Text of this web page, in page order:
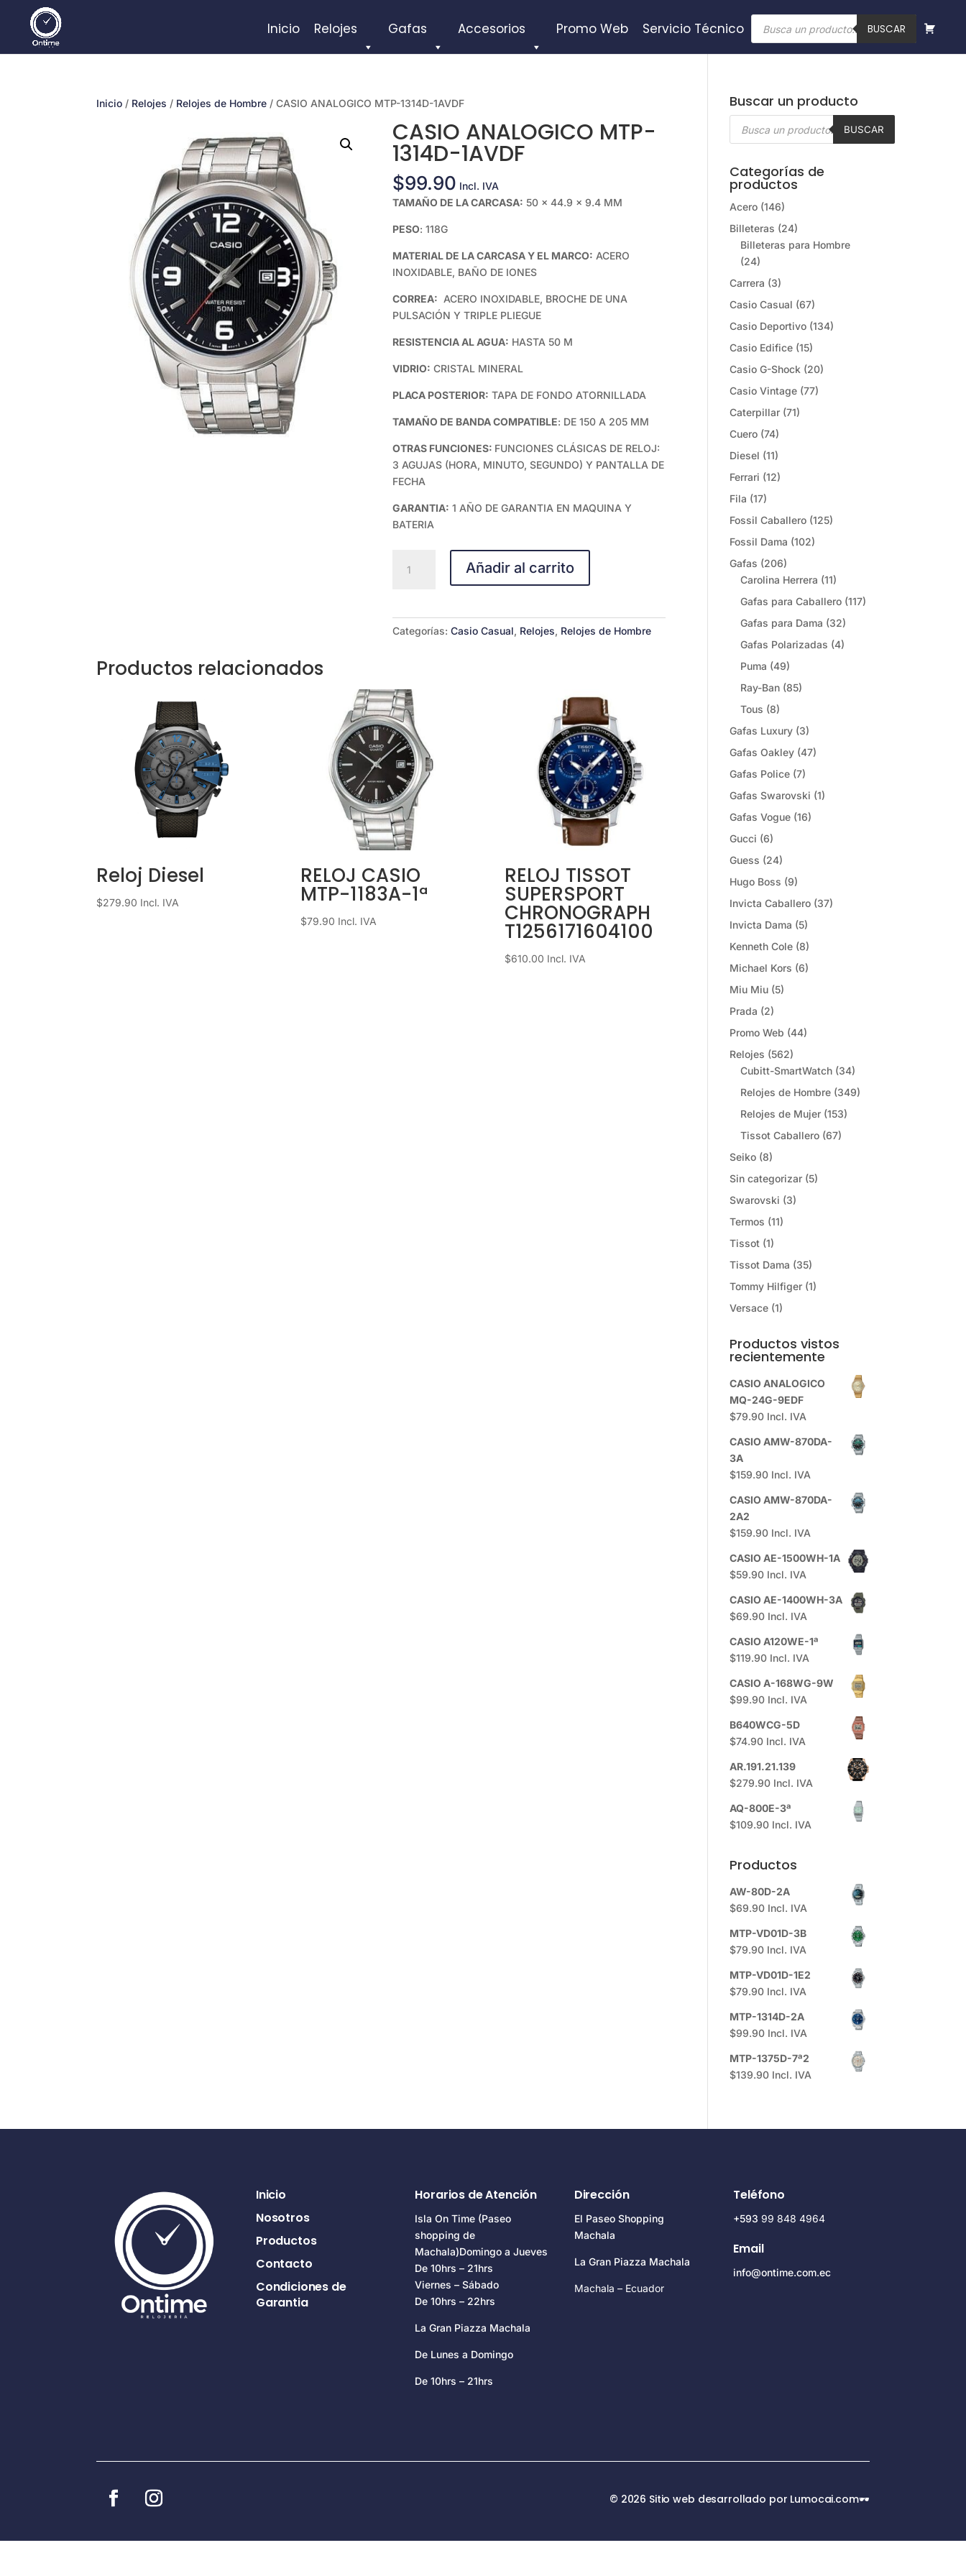
Inicio Relojes Gafas Accesorios Promo Web Servicio Técnico
Búsqueda
de
productos
BUSCAR
Inicio / Relojes / Relojes de Hombre / CASIO ANALOGICO MTP-1314D-1AVDF
CASIO ANALOGICO MTP-
1314D-1AVDF
$99.90 Incl. IVA
TAMAÑO DE LA CARCASA: 50 × 44.9 × 9.4 MM
PESO: 118G
MATERIAL DE LA CARCASA Y EL MARCO: ACERO
INOXIDABLE, BAÑO DE IONES
CORREA: ACERO INOXIDABLE, BROCHE DE UNA
PULSACIÓN Y TRIPLE PLIEGUE
RESISTENCIA AL AGUA: HASTA 50 M
VIDRIO: CRISTAL MINERAL
PLACA POSTERIOR: TAPA DE FONDO ATORNILLADA
TAMAÑO DE BANDA COMPATIBLE: DE 150 A 205 MM
OTRAS FUNCIONES: FUNCIONES CLÁSICAS DE RELOJ:
3 AGUJAS (HORA, MINUTO, SEGUNDO) Y PANTALLA DE
FECHA
GARANTIA: 1 AÑO DE GARANTIA EN MAQUINA Y
BATERIA
ANALOGICO
cantidad
Añadir al carrito
Categorías:Casio Casual, Relojes, Relojes de Hombre
Productos relacionados
Reloj Diesel
$279.90 Incl. IVA
RELOJ CASIO
MTP-1183A-1ª
$79.90 Incl. IVA
RELOJ TISSOT
SUPERSPORT
CHRONOGRAPH
T1256171604100
$610.00 Incl. IVA
Buscar un producto
Búsqueda
BUSCAR
Categorías de
productos
Acero (146)
Billeteras (24)
Billeteras para Hombre
(24)
Carrera (3)
Casio Casual (67)
Casio Deportivo (134)
Casio Edifice (15)
Casio G-Shock (20)
Casio Vintage (77)
Caterpillar (71)
Cuero (74)
Diesel (11)
Ferrari (12)
Fila (17)
Fossil Caballero (125)
Fossil Dama (102)
Gafas (206)
Carolina Herrera (11)
Gafas para Caballero (117)
Gafas para Dama (32)
Gafas Polarizadas (4)
Puma (49)
Ray-Ban (85)
Tous (8)
Gafas Luxury (3)
Gafas Oakley (47)
Gafas Police (7)
Gafas Swarovski (1)
Gafas Vogue (16)
Gucci (6)
Guess (24)
Hugo Boss (9)
Invicta Caballero (37)
Invicta Dama (5)
Kenneth Cole (8)
Michael Kors (6)
Miu Miu (5)
Prada (2)
Promo Web (44)
Relojes (562)
Cubitt-SmartWatch (34)
Relojes de Hombre (349)
Relojes de Mujer (153)
Tissot Caballero (67)
Seiko (8)
Sin categorizar (5)
Swarovski (3)
Termos (11)
Tissot (1)
Tissot Dama (35)
Tommy Hilfiger (1)
Versace (1)
Productos vistos
recientemente
CASIO ANALOGICO
MQ-24G-9EDF
$79.90 Incl. IVA
CASIO AMW-870DA-
3A
$159.90 Incl. IVA
CASIO AMW-870DA-
2A2
$159.90 Incl. IVA
CASIO AE-1500WH-1A
$59.90 Incl. IVA
CASIO AE-1400WH-3A
$69.90 Incl. IVA
CASIO A120WE-1ª
$119.90 Incl. IVA
CASIO A-168WG-9W
$99.90 Incl. IVA
B640WCG-5D
$74.90 Incl. IVA
AR.191.21.139
$279.90 Incl. IVA
AQ-800E-3ª
$109.90 Incl. IVA
Productos
AW-80D-2A
$69.90 Incl. IVA
MTP-VD01D-3B
$79.90 Incl. IVA
MTP-VD01D-1E2
$79.90 Incl. IVA
MTP-1314D-2A
$99.90 Incl. IVA
MTP-1375D-7ª2
$139.90 Incl. IVA
Inicio
Nosotros
Productos
Contacto
Condiciones de
Garantia
Horarios de Atención
Isla On Time (Paseo
shopping de
Machala)Domingo a Jueves
De 10hrs – 21hrs
Viernes – Sábado
De 10hrs – 22hrs
La Gran Piazza Machala
De Lunes a Domingo
De 10hrs – 21hrs
Dirección
El Paseo Shopping
Machala
La Gran Piazza Machala
Machala – Ecuador
Teléfono
+59399 848 4964
Email
info@ontime.com.ec
© 2026 Sitio web desarrollado por Lumocai.com🕶️